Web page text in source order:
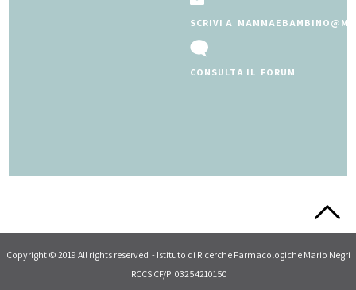
SCRIVI A MAMMAEBAMBINO@MARIONEGRI.IT
Copyright © 2019 All rights reserved - Istituto di Ricerche Farmacologiche Mario Negri
IRCCS CF/PI 03254210150